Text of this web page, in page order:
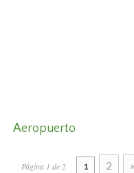
Aeropuerto
Página 1 de 2 1 2 »